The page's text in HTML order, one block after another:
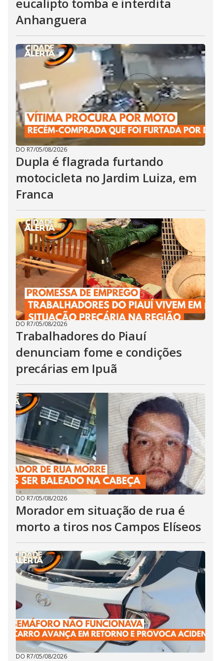
Anhanguera
DO R7/05/08/2026
Dupla é flagrada furtando
motocicleta no Jardim Luiza, em
Franca
DO R7/05/08/2026
Trabalhadores do Piauí
denunciam fome e condições
precárias em Ipuã
DO R7/05/08/2026
Morador em situação de rua é
morto a tiros nos Campos Elíseos
DO R7/05/08/2026